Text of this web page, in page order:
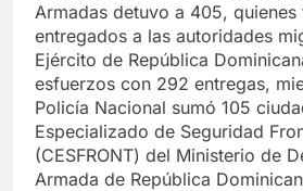
Armadas detuvo a 405, quienes
entregados a las autoridades
Ejército de República
esfuerzos con 292 entregas,
Policía Nacional sumó 105
Especializado de Seguridad
(CESFRONT) del Ministerio de
Armada de República